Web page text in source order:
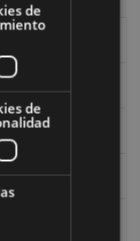
de
de